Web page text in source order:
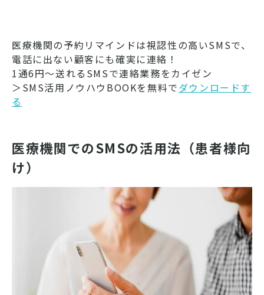
医療機関の予約リマインドは視認性の高いSMSで、
電話に出ない顧客にも確実に連絡！
1通6円～送れるSMSで連絡業務をカイゼン
＞SMS活用ノウハウBOOKを無料でダウンロードす
る
医療機関でのSMSの活用法（患者様向
け）